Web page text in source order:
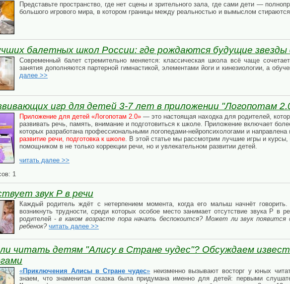
Представьте пространство, где нет сцены и зрительного зала, где сами дети —
большого игрового мира, в котором границы между реальностью и вымыслом
балетных школ России: где рождаются будущие звезды
Современный балет стремительно меняется: классическая школа всё чаще
занятия дополняются партерной гимнастикой, элементами йоги и кинезиологии, а
далее >>
игр для детей 3-7 лет в приложении "Логопотам
Приложение для детей «Логопотам 2.0» — это настоящая находка для родителей,
развивать речь, память, внимание и подготовиться к школе. Приложение включает
которых разработана профессиональными логопедами-нейропсихологами и направлена
развитие речи, подготовка к школе. В этой статье мы рассмотрим лучшие игры и
помощником в не только коррекции речи, но и увлекательном развитии детей.
читать далее >>
1
звук Р в речи
Каждый родитель ждёт с нетерпением момента, когда его малыш начнёт
возникнуть трудности, среди которых особое место занимает отсутствие звука Р в
родителей -в каком возрасте пора начать беспокоится? Может ли звук
ребенок? читать далее >>
читать детям "Алису в Стране чудес"? Обсуждаем
«Приключения Алисы в Стране чудес» неизменно вызывают восторг у юных
знаем, что знаменитая сказка была придумана именно для детей: первыми